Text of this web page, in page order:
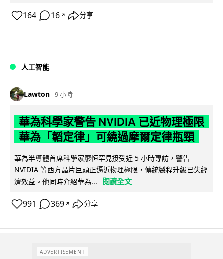
164 16 ↗ 分享
人工智能
Lawton 9 小時
華為科學家警告 NVIDIA 已近物理極限
華為「韜定律」可繞過摩爾定律瓶頸
華為半導體首席科學家廖恒罕見接受近 5 小時專訪，警告
NVIDIA 等西方晶片巨頭正逼近物理極限，傳統製程升級已失經
濟效益。他同時介紹華為...
閱讀全文
991 369 ↗ 分享
ADVERTISEMENT